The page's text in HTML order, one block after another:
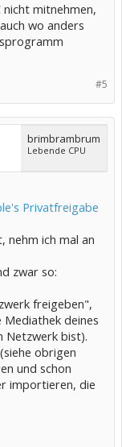
nicht mitnehmen,
wo anders
#5
brimbrambrum
Lebende CPU
Privatfreigabe
nehm ich mal an
zwar so:
freigeben",
deines
Netzwerk bist).
obrigen
und schon
importieren, die